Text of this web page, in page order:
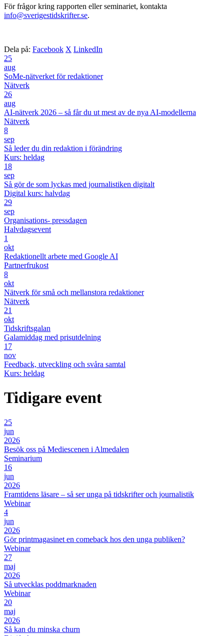
För frågor kring rapporten eller seminariet, kontakta
info@sverigestidskrifter.se.
Dela på: Facebook X LinkedIn
25
aug
SoMe-nätverket för redaktioner
Nätverk
26
aug
AI-nätverk 2026 – så får du ut mest av de nya AI-modellerna
Nätverk
8
sep
Så leder du din redaktion i förändring
Kurs: heldag
18
sep
Så gör de som lyckas med journalistiken digitalt
Digital kurs: halvdag
29
sep
Organisations- pressdagen
Halvdagsevent
1
okt
Redaktionellt arbete med Google AI
Partnerfrukost
8
okt
Nätverk för små och mellanstora redaktioner
Nätverk
21
okt
Tidskriftsgalan
Galamiddag med prisutdelning
17
nov
Feedback, utveckling och svåra samtal
Kurs: heldag
Tidigare event
25
jun
2026
Besök oss på Mediescenen i Almedalen
Seminarium
16
jun
2026
Framtidens läsare – så ser unga på tidskrifter och journalistik
Webinar
4
jun
2026
Gör printmagasinet en comeback hos den unga publiken?
Webinar
27
maj
2026
Så utvecklas poddmarknaden
Webinar
20
maj
2026
Så kan du minska churn